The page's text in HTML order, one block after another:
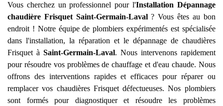
Vous cherchez un professionnel pour l'Installation Dépannage
chaudière Frisquet Saint-Germain-Laval? Vous êtes au bon
endroit ! Notre équipe de plombiers expérimentés est spécialisée
dans l'installation, la réparation et le dépannage de chaudières
Frisquet à Saint-Germain-Laval. Nous intervenons rapidement
pour résoudre vos problèmes de chauffage et d'eau chaude. Nous
offrons des interventions rapides et efficaces pour réparer ou
remplacer vos chaudières Frisquet défectueuses. Nos plombiers
sont formés pour diagnostiquer et résoudre les problèmes